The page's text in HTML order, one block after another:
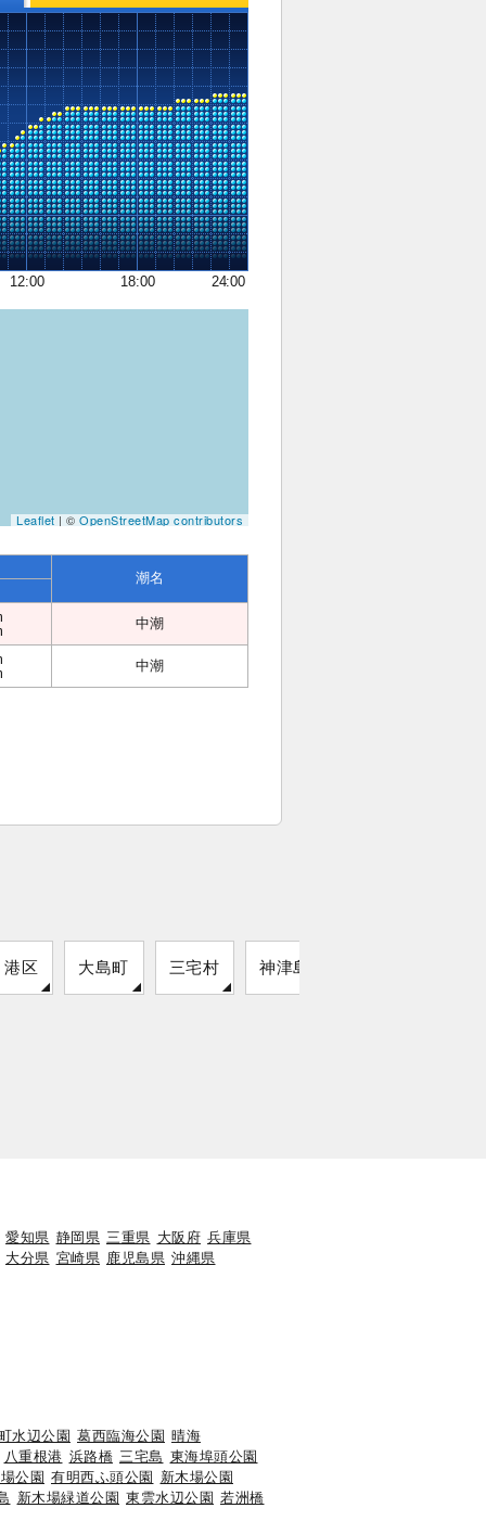
12:00 18:00 24:00
Leaflet| ©OpenStreetMap contributors
潮名
中潮
中潮
港区 大島町 三宅村 神津島村
愛知県 静岡県 三重県 大阪府 兵庫県
大分県 宮崎県 鹿児島県 沖縄県
水辺公園 葛西臨海公園 晴海
八重根港 浜路橋 三宅島 東海埠頭公園
公園 有明西ふ頭公園
新木場公園
新木場緑道公園 東雲水辺公園 若洲橋